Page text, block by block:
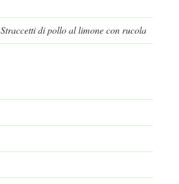
Straccetti di pollo al limone con rucola